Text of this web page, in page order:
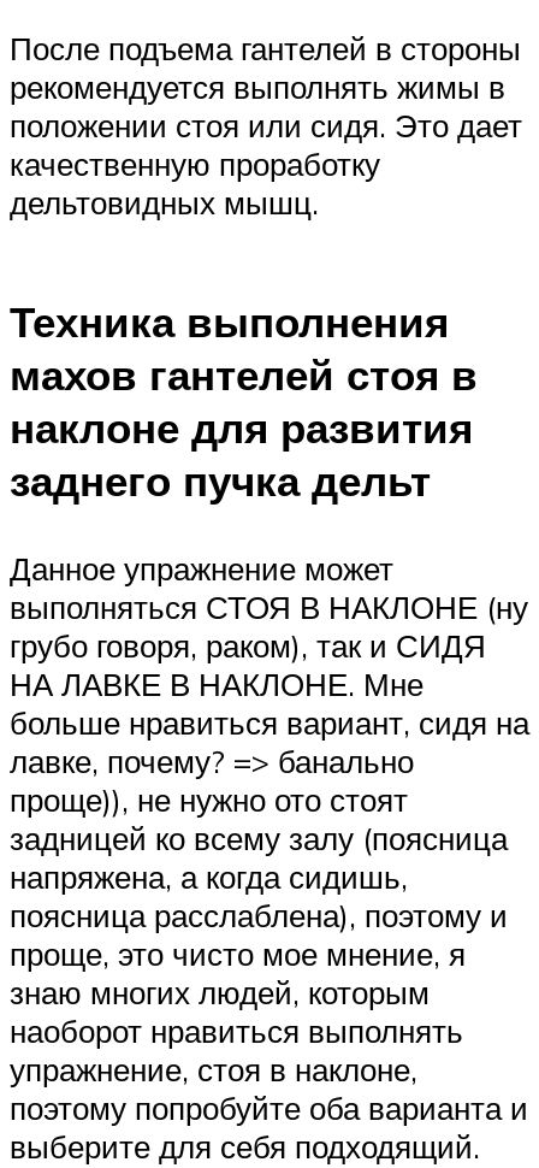
После подъема гантелей в стороны
рекомендуется выполнять жимы в
положении стоя или сидя. Это дает
качественную проработку
дельтовидных мышц.
Техника выполнения
махов гантелей стоя в
наклоне для развития
заднего пучка дельт
Данное упражнение может
выполняться СТОЯ В НАКЛОНЕ (ну
грубо говоря, раком), так и СИДЯ
НА ЛАВКЕ В НАКЛОНЕ. Мне
больше нравиться вариант, сидя на
лавке, почему? => банально
проще)), не нужно ото стоят
задницей ко всему залу (поясница
напряжена, а когда сидишь,
поясница расслаблена), поэтому и
проще, это чисто мое мнение, я
знаю многих людей, которым
наоборот нравиться выполнять
упражнение, стоя в наклоне,
поэтому попробуйте оба варианта и
выберите для себя подходящий.